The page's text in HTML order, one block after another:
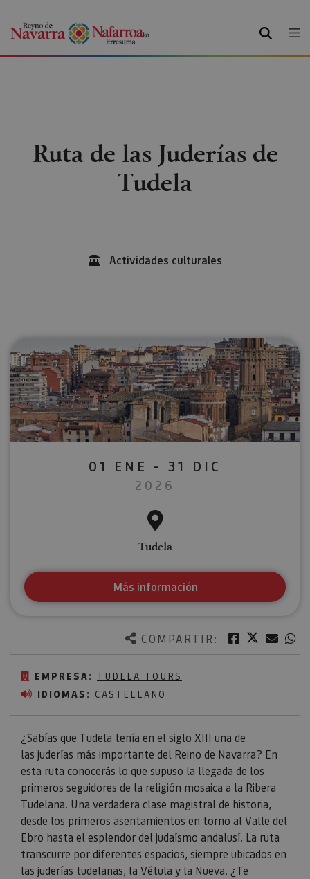
BUSCAR
Ruta de las Juderías de
Tudela
Actividades culturales
COMPARTIR: Facebook
Twitter
EMPRESA: TUDELA TOURS
IDIOMAS: CASTELLANO
¿Sabías que Tudela tenía en el siglo XIII una de
las juderías más importante del Reino de Navarra? En
esta ruta conocerás lo que supuso la llegada de los
primeros seguidores de la religión mosaica a la Ribera
Tudelana. Una verdadera clase magistral de historia,
desde los primeros asentamientos en torno al Valle del
Ebro hasta el esplendor del judaísmo andalusí. La ruta
transcurre por diferentes espacios, siempre ubicados en
las juderías tudelanas, la Vétula y la Nueva. ¿Te
01 ENE - 31 DIC
2026
Tudela
Más información